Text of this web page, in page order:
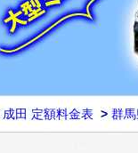
成田 定額料金表 > 群